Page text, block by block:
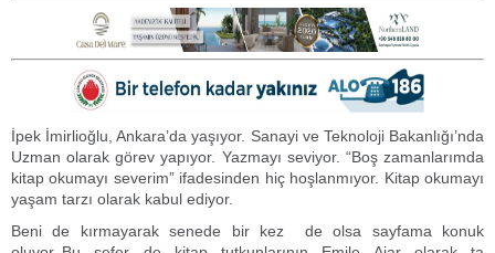
İpek İmirlioğlu, Ankara’da yaşıyor. Sanayi ve Teknoloji Bakanlığı’nda
Uzman olarak görev yapıyor. Yazmayı seviyor. “Boş zamanlarımda
kitap okumayı severim” ifadesinden hiç hoşlanmıyor. Kitap okumayı
yaşam tarzı olarak kabul ediyor.
Beni de kırmayarak senede bir kez de olsa sayfama konuk